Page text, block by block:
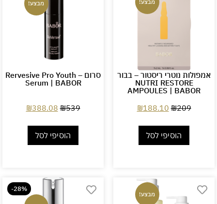
מבצע!
אמפולות נוטרי ריסטור – בבור
NUTRI RESTORE
AMPOULES | BABOR
₪209
₪188.10
הוסיפי לסל
מבצע!
סרום – Rervesive Pro Youth
Serum | BABOR
₪539
₪388.08
הוסיפי לסל
מבצע!
-28%